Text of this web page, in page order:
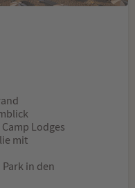
Lodges
mit
in den